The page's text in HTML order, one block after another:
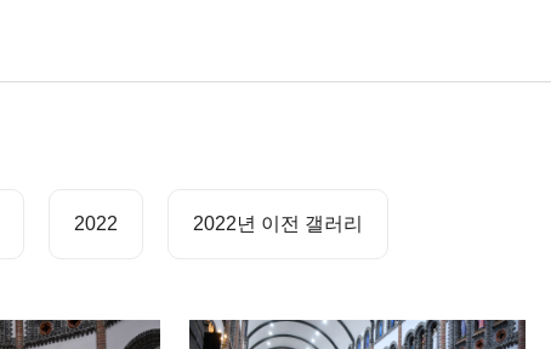
2022 2022년 이전 갤러리